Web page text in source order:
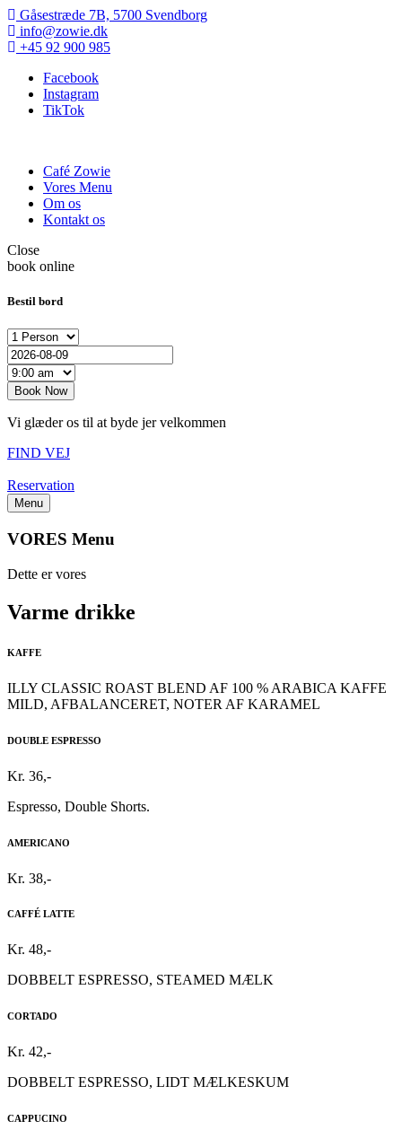
Gåsestræde 7B, 5700 Svendborg
info@zowie.dk
+45 92 900 985
Facebook
Instagram
TikTok
Café Zowie
Vores Menu
Om os
Kontakt os
Close
book online
Bestil bord
Book Now
Vi glæder os til at byde jer velkommen
FIND VEJ
Reservation
Menu
VORES Menu
Dette er vores
Varme drikke
KAFFE
ILLY CLASSIC ROAST BLEND AF 100 % ARABICA KAFFE
MILD, AFBALANCERET, NOTER AF KARAMEL
DOUBLE ESPRESSO
Kr. 36,-
Espresso, Double Shorts.
AMERICANO
Kr. 38,-
CAFFÉ LATTE
Kr. 48,-
DOBBELT ESPRESSO, STEAMED MÆLK
CORTADO
Kr. 42,-
DOBBELT ESPRESSO, LIDT MÆLKESKUM
CAPPUCINO